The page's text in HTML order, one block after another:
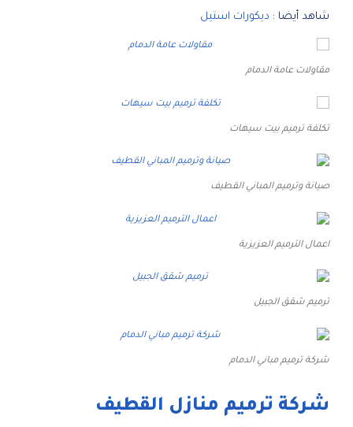
شاهد أيضا : ديكورات استيل
مقاولات عامة الدمام
تكلفة ترميم بيت سيهات
صيانة وترميم المباني القطيف
اعمال الترميم العزيزية
ترميم شقق الجبيل
شركة ترميم مباني الدمام
شركة ترميم منازل القطيف